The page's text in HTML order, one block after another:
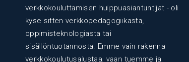
verkkokouluttamisen huippuasiantuntijat - oli
kyse sitten verkkopedagogiikasta,
oppimisteknologiasta tai
sisällöntuotannosta. Emme vain rakenna
verkkokoulutusalustaa, vaan tuemme ja